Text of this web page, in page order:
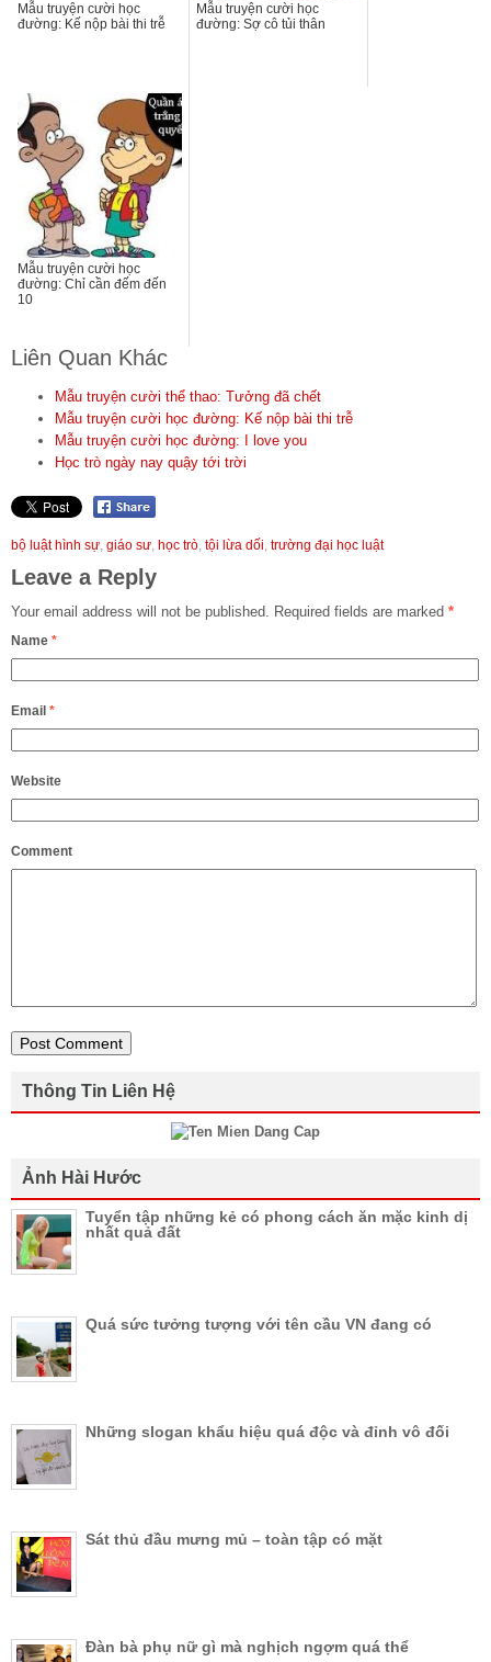
Mẫu truyện cười học
đường: Kế nộp bài thi trễ
Mẫu truyện cười học
đường: Sợ cô tủi thân
Mẫu truyện cười học
đường: Chỉ cần đếm đến
10
Liên Quan Khác
Mẫu truyện cười thể thao: Tưởng đã chết
Mẫu truyện cười học đường: Kế nộp bài thi trễ
Mẫu truyện cười học đường: I love you
Học trò ngày nay quậy tới trời
bộ luật hình sự, giáo sư, học trò, tội lừa dối, trường đại học luật
Leave a Reply
Your email address will not be published. Required fields are marked *
Name *
Email *
Website
Comment
Thông Tin Liên Hệ
Ảnh Hài Hước
Tuyển tập những kẻ có phong cách ăn mặc kinh dị
nhất quả đất
Quá sức tưởng tượng với tên cầu VN đang có
Những slogan khẩu hiệu quá độc và đỉnh vô đối
Sát thủ đầu mưng mủ – toàn tập có mặt
Đàn bà phụ nữ gì mà nghịch ngợm quá thể